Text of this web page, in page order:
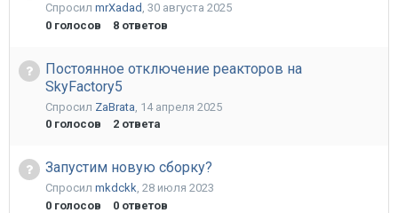
Спросил mrXadad , 30 августа 2025
0 голосов 8 ответов
Постоянное отключение реакторов на
SkyFactory5
Спросил ZaBrata 14 апреля 2025
0 голосов 2 ответа
Запустим новую сборку?
Спросил mkdckk, 28 июля 2023
0 голосов 0 ответов